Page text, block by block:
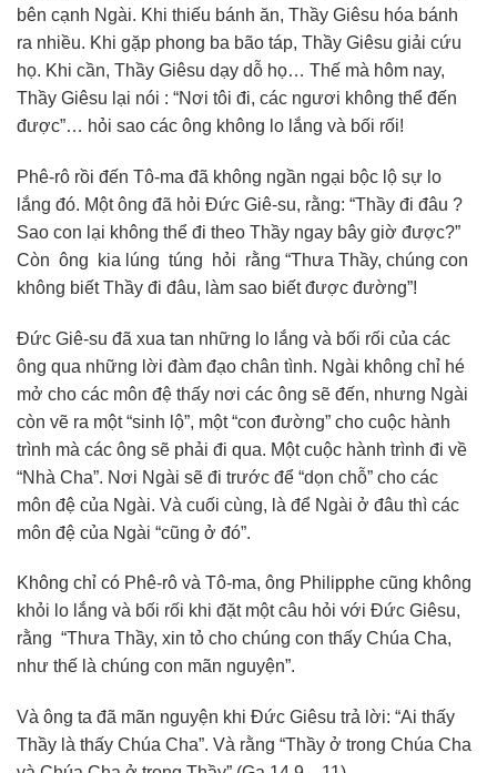
bên cạnh Ngài. Khi thiếu bánh ăn, Thầy Giêsu hóa bánh
ra nhiều. Khi gặp phong ba bão táp, Thầy Giêsu giải cứu
họ. Khi cần, Thầy Giêsu dạy dỗ họ… Thế mà hôm nay,
Thầy Giêsu lại nói : “Nơi tôi đi, các ngươi không thể đến
được”… hỏi sao các ông không lo lắng và bối rối!
Phê-rô rồi đến Tô-ma đã không ngần ngại bộc lộ sự lo
lắng đó. Một ông đã hỏi Đức Giê-su, rằng: “Thầy đi đâu ?
Sao con lại không thể đi theo Thầy ngay bây giờ được?”
Còn ông kia lúng túng hỏi rằng “Thưa Thầy, chúng con
không biết Thầy đi đâu, làm sao biết được đường”!
Đức Giê-su đã xua tan những lo lắng và bối rối của các
ông qua những lời đàm đạo chân tình. Ngài không chỉ hé
mở cho các môn đệ thấy nơi các ông sẽ đến, nhưng Ngài
còn vẽ ra một “sinh lộ”, một “con đường” cho cuộc hành
trình mà các ông sẽ phải đi qua. Một cuộc hành trình đi về
“Nhà Cha”. Nơi Ngài sẽ đi trước để “dọn chỗ” cho các
môn đệ của Ngài. Và cuối cùng, là để Ngài ở đâu thì các
môn đệ của Ngài “cũng ở đó”.
Không chỉ có Phê-rô và Tô-ma, ông Philipphe cũng không
khỏi lo lắng và bối rối khi đặt một câu hỏi với Đức Giêsu,
rằng “Thưa Thầy, xin tỏ cho chúng con thấy Chúa Cha,
như thế là chúng con mãn nguyện”.
Và ông ta đã mãn nguyện khi Đức Giêsu trả lời: “Ai thấy
Thầy là thấy Chúa Cha”. Và rằng “Thầy ở trong Chúa Cha